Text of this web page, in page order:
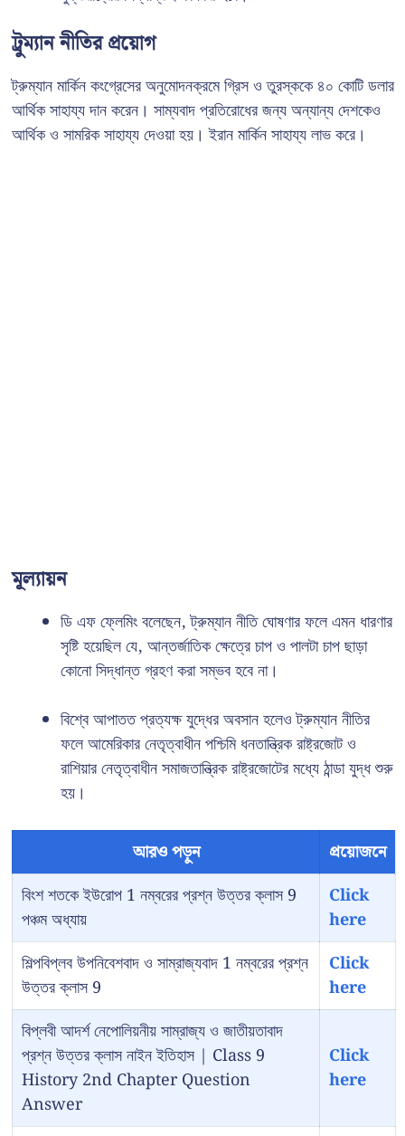
ট্রুম্যান নীতির প্রয়োগ
ট্রুম্যান মার্কিন কংগ্রেসের অনুমোদনক্রমে গ্রিস ও তুরস্ককে ৪০ কোটি ডলার
আর্থিক সাহায্য দান করেন। সাম্যবাদ প্রতিরোধের জন্য অন্যান্য দেশকেও
আর্থিক ও সামরিক সাহায্য দেওয়া হয়। ইরান মার্কিন সাহায্য লাভ করে।
মূল্যায়ন
ডি এফ ফ্লেমিং বলেছেন, ট্রুম্যান নীতি ঘোষণার ফলে এমন ধারণার
সৃষ্টি হয়েছিল যে, আন্তর্জাতিক ক্ষেত্রে চাপ ও পালটা চাপ ছাড়া
কোনো সিদ্ধান্ত গ্রহণ করা সম্ভব হবে না।
বিশ্বে আপাতত প্রত্যক্ষ যুদ্ধের অবসান হলেও ট্রুম্যান নীতির
ফলে আমেরিকার নেতৃত্বাধীন পশ্চিমি ধনতান্ত্রিক রাষ্ট্রজোট ও
রাশিয়ার নেতৃত্বাধীন সমাজতান্ত্রিক রাষ্ট্রজোটের মধ্যে ঠান্ডা যুদ্ধ শুরু
হয়।
আরও পড়ুন
প্রয়োজনে
বিংশ শতকে ইউরোপ 1 নম্বরের প্রশ্ন উত্তর ক্লাস 9
পঞ্চম অধ্যায়
Click
here
শিল্পবিপ্লব উপনিবেশবাদ ও সাম্রাজ্যবাদ 1 নম্বরের প্রশ্ন
উত্তর ক্লাস 9
Click
here
বিপ্লবী আদর্শ নেপোলিয়নীয় সাম্রাজ্য ও জাতীয়তাবাদ
প্রশ্ন উত্তর ক্লাস নাইন ইতিহাস | Class 9
History 2nd Chapter Question
Answer
Click
here